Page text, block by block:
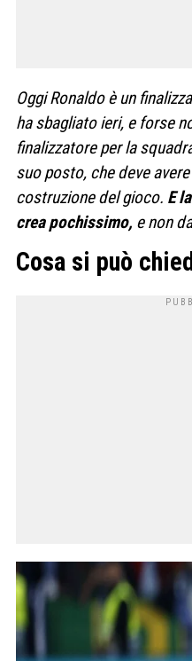
Oggi Ronaldo è un
ha sbagliato ieri, e forse
finalizzatore per la
suo posto, che deve
costruzione del gioco. E
crea pochissimo, e non
Cosa si può